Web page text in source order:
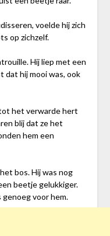
voelde hij zich
op zichzelf.
Hij liep met een
dat hij mooi was, ook
het verwarde hert
blij dat ze het
hem een
bos. Hij was nog
beetje gelukkiger.
voor hem.